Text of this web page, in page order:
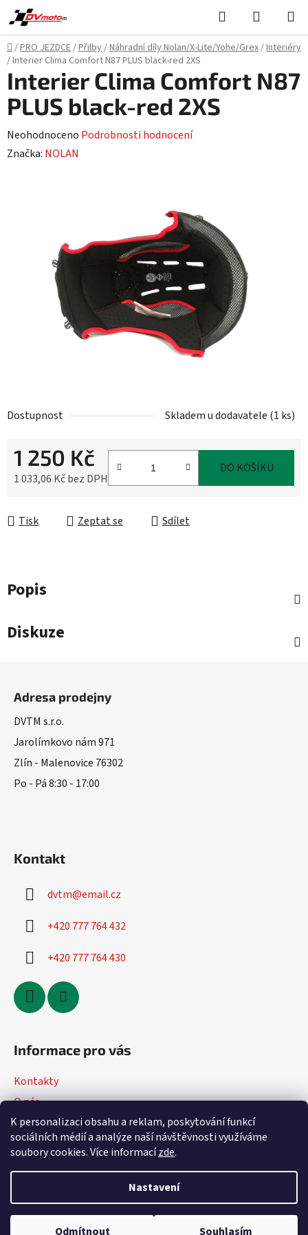
K personalizaci obsahu a reklam, poskytování funkcí
sociálních médií a analýze naší návštěvnosti využíváme
soubory cookies. Více informacízde.
Nastavení
Odmítnout Souhlasím
Přejít
na
obsah
Hledat
KOŠÍK
Domů
/PRO JEZDCE/Přilby/Náhradní díly Nolan/X-Lite/Yohe/Grex/Interiéry
/Interier Clima Comfort N87 PLUS black-red 2XS
Dostupnost Skladem u dodavatele (1 ks)
1 250 Kč
1 033,06 Kč bez DPH
DO KOŠÍKU
Tisk Zeptat se Sdílet
Interier Clima Comfort N87
PLUS black-red 2XS
Průměrné
hodnocení
hvězdiček.
Neohodnoceno Podrobnosti hodnocení
Značka: NOLAN
Popis
Diskuze
Adresa prodejny
DVTM s.r.o.
Jarolímkovo nám 971
Zlín - Malenovice 76302
Po - Pá 8:30 - 17:00
Kontakt
dvtm@email.cz
+420 777 764 432
+420 777 764 430
Informace pro vás
Kontakty
O nás
Jak nakupovat
Obchodní podmínky
Vytvořil Shoptet